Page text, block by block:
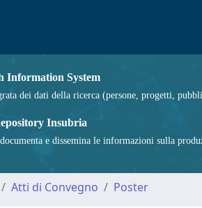
Information System
dei dati della ricerca (persone, progetti,
Insubria
e dissemina le informazioni sulla
Atti di Convegno Poster